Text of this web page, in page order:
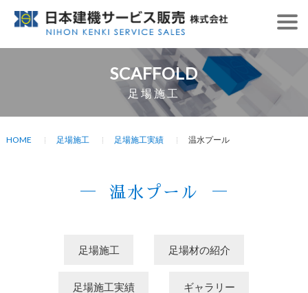
SCAFFOLD
足場施工
HOME 足場施工 足場施工実績 温水プール
温水プール
足場施工 足場材の紹介
足場施工実績 ギャラリー